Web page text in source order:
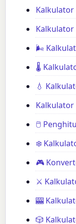
Kalkulator
🌬️
🌡️
💧
Kalkulator
🖱️
❄️
🎮
⚔️
🎰
🎲